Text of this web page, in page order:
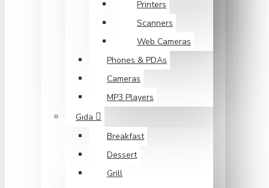
Printers
Scanners
Web Cameras
Phones & PDAs
Cameras
MP3 Players
Gıda
Breakfast
Dessert
Grill